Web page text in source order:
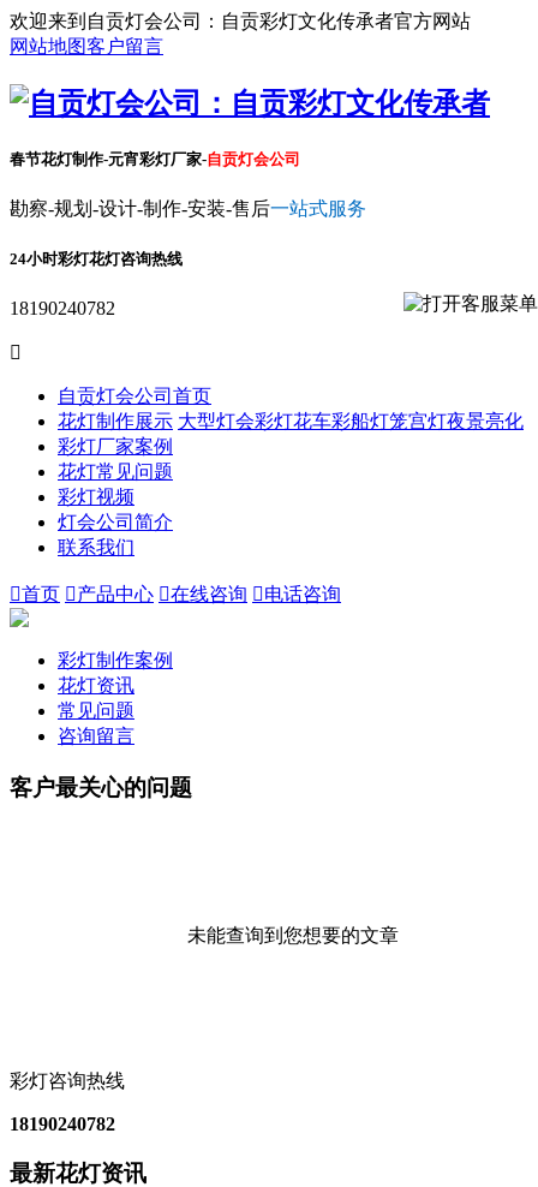
欢迎来到自贡灯会公司：自贡彩灯文化传承者官方网站
网站地图客户留言
春节花灯制作-元宵彩灯厂家-自贡灯会公司
勘察-规划-设计-制作-安装-售后一站式服务
24小时彩灯花灯咨询热线
18190240782

自贡灯会公司首页
花灯制作展示 大型灯会彩灯花车彩船灯笼宫灯夜景亮化
彩灯厂家案例
花灯常见问题
彩灯视频
灯会公司简介
联系我们
首页 产品中心 在线咨询 电话咨询
彩灯制作案例
花灯资讯
常见问题
咨询留言
客户最关心的问题
未能查询到您想要的文章
彩灯咨询热线
18190240782
最新花灯资讯